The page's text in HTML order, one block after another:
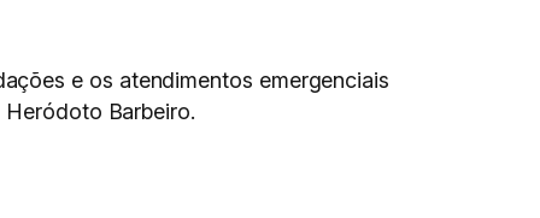
e os atendimentos emergenciais
Barbeiro.